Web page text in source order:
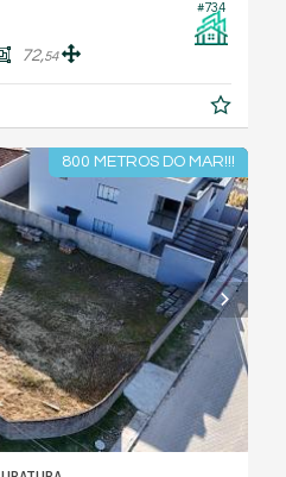
#734
72,54
800 METROS DO MAR!!!